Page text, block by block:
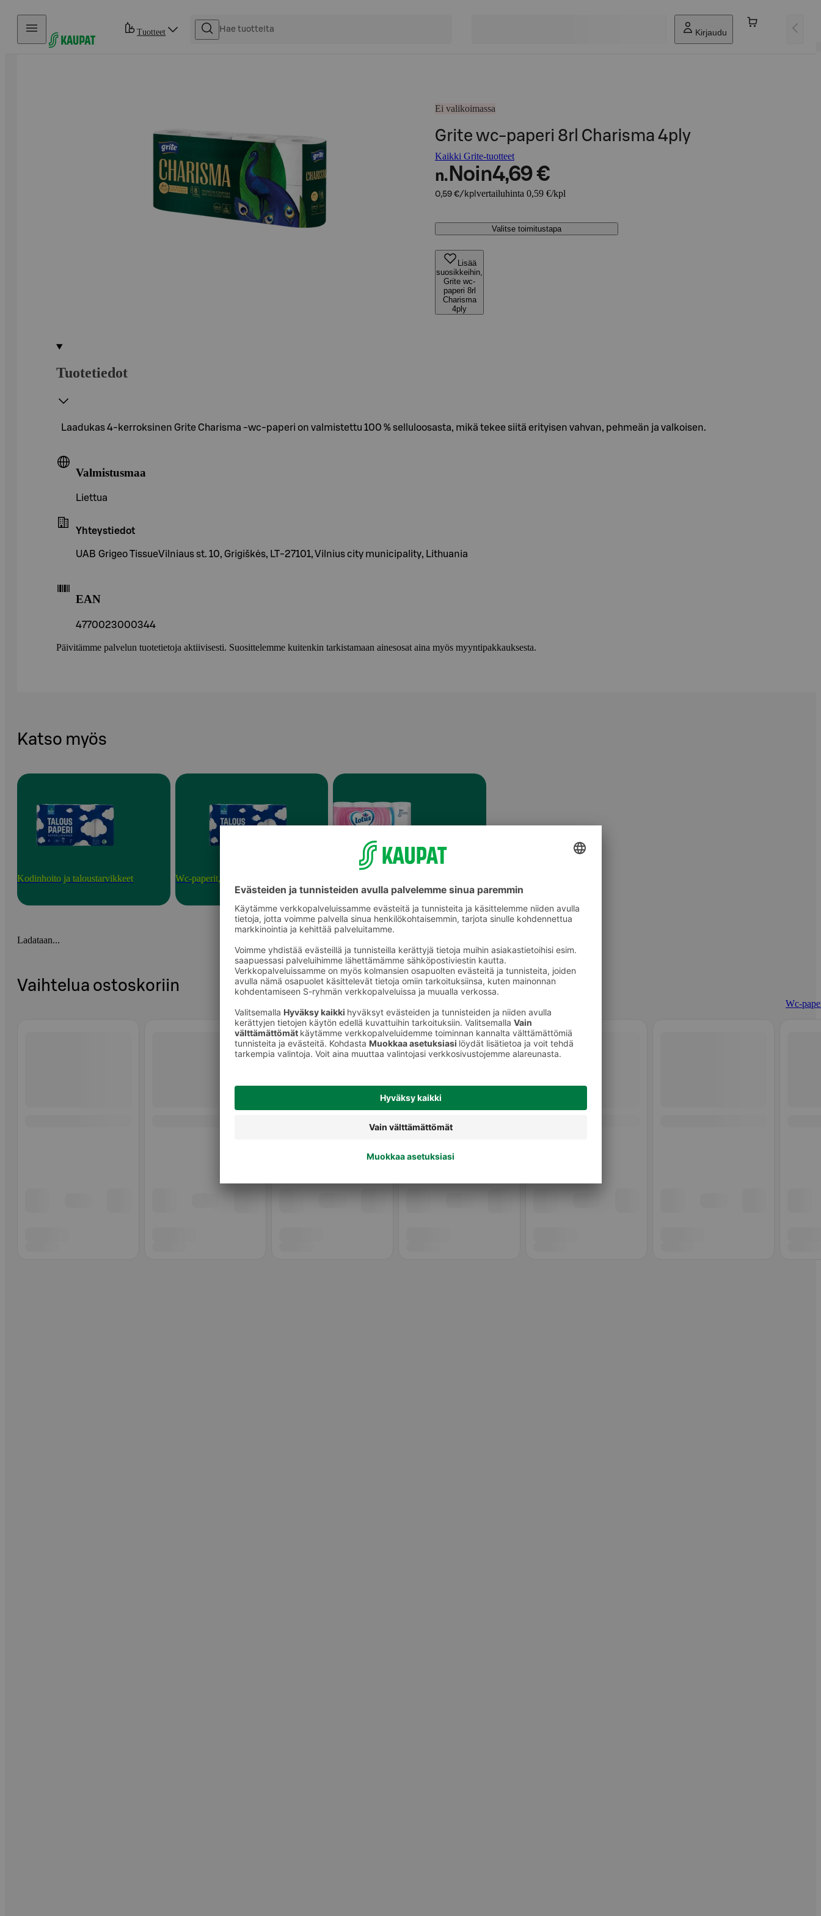
Hyppää sisältöön
Tuotteet Kirjaudu
Ei valikoimassa
Grite wc-paperi 8rl Charisma 4ply
Kaikki Grite-tuotteet
n. Noin4,69 €
0,59 €/kpl vertailuhinta 0,59 €/kpl
Valitse toimitustapa
Lisää
suosikkeihin,
Grite wc-
paperi 8rl
Charisma
4ply
Tuotetiedot
Laadukas 4-kerroksinen Grite Charisma -wc-paperi on valmistettu 100 % selluloosasta, mikä tekee siitä erityisen vahvan, pehmeän ja valkoisen.
Valmistusmaa
Liettua
Yhteystiedot
UAB Grigeo TissueVilniaus st. 10, Grigiškės, LT-27101, Vilnius city municipality, Lithuania
EAN
4770023000344
Päivitämme palvelun tuotetietoja aktiivisesti. Suosittelemme kuitenkin tarkistamaan ainesosat aina myös myyntipakkauksesta.
Katso myös
Kodinhoito ja taloustarvikkeet Wc-paperit, talouspaperit ja nenäliinat
Ladataan...
Vaihtelua ostoskoriin
Wc-